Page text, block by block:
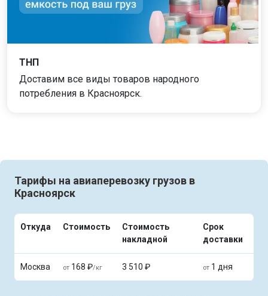
ТНП
Доставим все виды товаров народного
потребления в Красноярск.
Тарифы на авиаперевозку грузов в
Красноярск
Откуда Стоимость
Стоимость
накладной
Срок
доставки
Москва от 168 ₽/кг 3 510 ₽ от 1 дня